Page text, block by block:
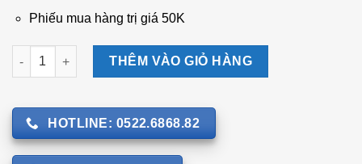
Phiếu mua hàng trị giá 50K
Vòi rửa mặt Lavabo BK420103 số lượng
THÊM VÀO GIỎ HÀNG
HOTLINE: 0522.6868.82